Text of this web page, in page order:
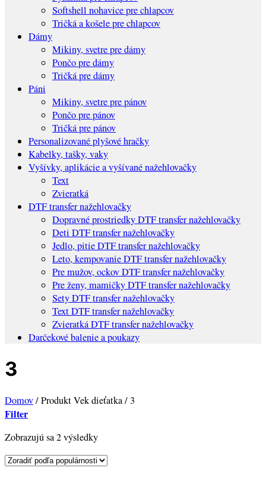
Softshell nohavice pre chlapcov
Tričká a košele pre chlapcov
Dámy
Mikiny, svetre pre dámy
Pončo pre dámy
Tričká pre dámy
Páni
Mikiny, svetre pre pánov
Pončo pre pánov
Tričká pre pánov
Personalizované plyšové hračky
Kabelky, tašky, vaky
Vyšívky, aplikácie a vyšívané nažehlovačky
Text
Zvieratká
DTF transfer nažehlovačky
Dopravné prostriedky DTF transfer nažehlovačky
Deti DTF transfer nažehlovačky
Jedlo, pitie DTF transfer nažehlovačky
Leto, kempovanie DTF transfer nažehlovačky
Pre mužov, ockov DTF transfer nažehlovačky
Pre ženy, mamičky DTF transfer nažehlovačky
Sety DTF transfer nažehlovačky
Text DTF transfer nažehlovačky
Zvieratká DTF transfer nažehlovačky
Darčekové balenie a poukazy
3
Domov/Produkt Vek dieťatka/3
Filter
Zobrazujú sa 2 výsledkySorted
popularity